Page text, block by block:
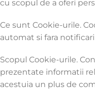
cu scopul de a oferi
Ce sunt Cookie-urile.
automat si fara
Scopul Cookie-urile.
prezentate informatii
acestuia un plus de